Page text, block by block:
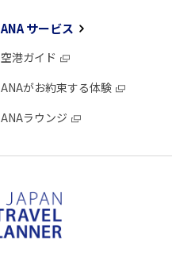
ANA サービス
空港ガイド
ANAがお約束する体験
ANAラウンジ